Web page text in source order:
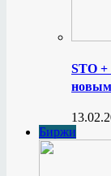
STO
новым
Биржи